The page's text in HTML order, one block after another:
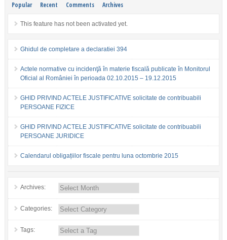
Popular Recent Comments Archives
This feature has not been activated yet.
Ghidul de completare a declaratiei 394
Actele normative cu incidenţă în materie fiscală publicate în Monitorul
Oficial al României în perioada 02.10.2015 – 19.12.2015
GHID PRIVIND ACTELE JUSTIFICATIVE solicitate de contribuabili
PERSOANE FIZICE
GHID PRIVIND ACTELE JUSTIFICATIVE solicitate de contribuabili
PERSOANE JURIDICE
Calendarul obligațiilor fiscale pentru luna octombrie 2015
Archives:
Categories:
Tags: